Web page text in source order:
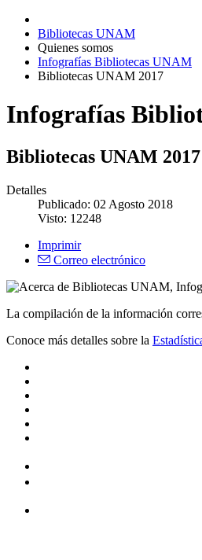
Bibliotecas UNAM
Quienes somos
Infografías Bibliotecas UNAM
Bibliotecas UNAM 2017
Infografías
Bibliotecas UNAM 2017
Detalles
Publicado: 02 Agosto 2018
Visto: 12248
Imprimir
Correo electrónico
La compilación de la información
Conoce más detalles sobre la